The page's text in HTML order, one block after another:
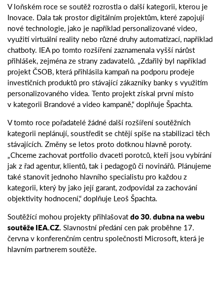
V loňském roce se soutěž rozrostla o další kategorii, kterou je
Inovace. Dala tak prostor digitálním projektům, které zapojují
nové technologie, jako je například personalizované video,
využití virtuální reality nebo různé druhy automatizací, například
chatboty. IEA po tomto rozšíření zaznamenala vyšší nárůst
přihlášek, zejména ze strany zadavatelů. „Zdařilý byl například
projekt ČSOB, která přihlásila kampaň na podporu prodeje
investičních produktů pro stávající zákazníky banky s využitím
personalizovaného videa. Tento projekt získal první místo
v kategorii Brandové a video kampaně,“ doplňuje Špachta.
V tomto roce pořadatelé žádné další rozšíření soutěžních
kategorii neplánují, soustředit se chtějí spíše na stabilizaci těch
stávajících. Změny se letos proto dotknou hlavně poroty.
„Chceme zachovat portfolio dvaceti porotců, kteří jsou vybírání
jak z řad agentur, klientů, tak i pedagogů či novinářů. Plánujeme
také stanovit jednoho hlavního specialistu pro každou z
kategorii, který by jako její garant, zodpovídal za zachování
objektivity hodnocení,“ doplňuje Leoš Špachta.
Soutěžící mohou projekty přihlašovatdo 30. dubna na webu
soutěže IEA.CZ. Slavnostní předání cen pak proběhne 17.
června v konferenčním centru společnosti Microsoft, která je
hlavním partnerem soutěže.